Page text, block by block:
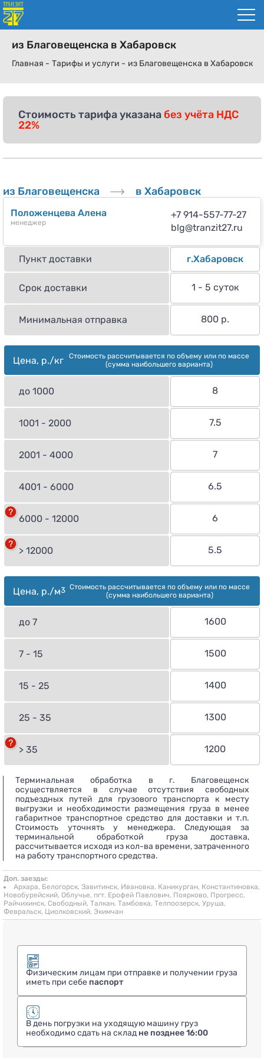
из Благовещенска в Хабаровск
Главная - Тарифы и услуги - из Благовещенска в Хабаровск
Стоимость тарифа указана без учёта НДС
22%
из Благовещенска в Хабаровск
Положенцева Алена
менеджер
+7 914-557-77-27
blg@tranzit27.ru
Пункт доставки г.Хабаровск
Срок доставки 1 - 5 суток
Минимальная отправка 800 р.
Цена, р./кг
Стоимость рассчитывается по объему или по массе
(сумма наибольшего варианта)
до 1000 8
1001 - 2000 7.5
2001 - 4000 7
4001 - 6000 6.5
6000 - 12000 6
> 12000 5.5
Цена, р./м3 Стоимость рассчитывается по объему или по массе
(сумма наибольшего варианта)
до 7 1600
7 - 15 1500
15 - 25 1400
25 - 35 1300
> 35 1200
Терминальная обработка в г. Благовещенск
осуществляется в случае отсутствия свободных
подъездных путей для грузового транспорта к месту
выгрузки и необходимости размещения груза в менее
габаритное транспортное средство для доставки и т.п.
Стоимость уточнять у менеджера. Следующая за
терминальной обработкой груза доставка,
рассчитывается исходя из кол-ва времени, затраченного
на работу транспортного средства.
Доп. заезды:
Архара, Белогорск, Завитинск, Ивановка, Каникурган, Константиновка,
Новобурейский, Облучье, пгт. Ерофей Павлович, Поярково, Прогресс,
Райчихинск, Свободный, Талкан, Тамбовка, Телпоозерск, Уруша,
Февральск, Циолковский, Экимчан
Физическим лицам при отправке и получении груза
иметь при себе паспорт
В день погрузки на уходящую машину груз
необходимо сдать на склад не позднее 16:00